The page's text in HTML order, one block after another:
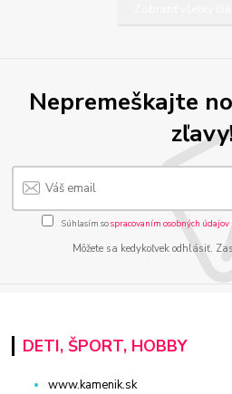
Nepremeškajte
Súhlasím sospracovaním osobných údajov
Môžete sa kedykoľvek odhlásiť.
DETI, ŠPORT, HOBBY
www.kamenik.sk